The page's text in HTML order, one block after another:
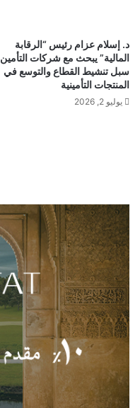
د. إسلام عزام رئيس “الرقابة
المالية” يبحث مع شركات التأمين
سبل تنشيط القطاع والتوسع في
المنتجات التأمينية
يوليو 2, 2026